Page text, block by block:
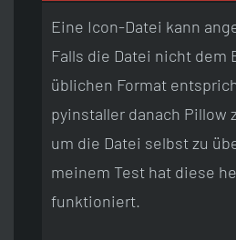
Eine Icon-Datei kann
Falls die Datei nicht dem
üblichen Format
pyinstaller danach Pillow
um die Datei selbst zu
meinem Test hat diese
funktioniert.